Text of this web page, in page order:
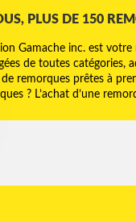
PLUS DE 150
Gamache inc. est
de toutes catégories,
remorques prêtes à
? L’achat d’une